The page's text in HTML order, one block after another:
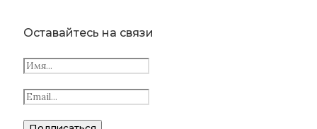
Оставайтесь на связи